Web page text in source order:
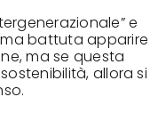
e
battuta apparire
ma se questa
allora si